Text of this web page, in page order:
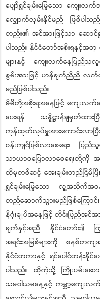
ပျော်ရွှင်ချမ်းမြေ့သော ကျေ
လျှောက်လှမ်းနိုင်မည် ဖြစ်ပါ
တည်း၏ အင်အားဖြင့်သာ ဆော
ပါသည်။ နိုင်ငံတော်အစိုးရနှင့်
များနှင့် ကျေးလက်နေပြ
စွမ်းအားဖြင့် ဟန်ချက်ညီညီ လက်တွဲ
မည်ဖြစ်ပါသည်။
မိမိတို့အစိုးရအနေဖြင့် ကျေးလက်
ပေးရန် သန္နိဋ္ဌာန်ချမှတ်ထာ
ကုန်ထုတ်လုပ်မှုအားကောင်းလာ
ဝန်းကျင်ဖြစ်လာစေရေး၊ ပြ
သာယာဝပြောလာစေရေးတို့ကို
ထိုမှတစ်ဆင့် အေးချမ်းတည်ငြိမ်ပ
ရွှင်ချမ်းမြေ့သော လူ့အသိုက်အဝ
တည်ဆောက်သွားမည်ဖြစ်ကြောင်း
နိဂုံးချုပ်အနေဖြင့် တိုင်းပြည်
ချက်နှင့်အညီ နိုင်ငံတော်၏
အရင်းအမြစ်များကို စနစ်တကျ
နိုင်ငံတကာနှင့် ရင်ပေါင်တန်းနိုင်
ပါသည်။ ထိုကဲ့သို့ ကြိုးပမ်းဆေ
သမဝါယမနေ့နှင့် ကမ္ဘာ့ကျေး